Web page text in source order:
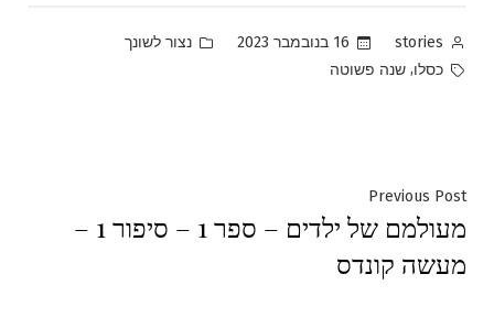
Posted
by
stories 16 בנובמבר 2023
Posted
נצור לשונך
Tags:
כסלו, שנה פשוטה
ניווט
Previous Post
post:
מעולמם של ילדים – ספר 1 – סיפור 1 –
מעשה קונדס